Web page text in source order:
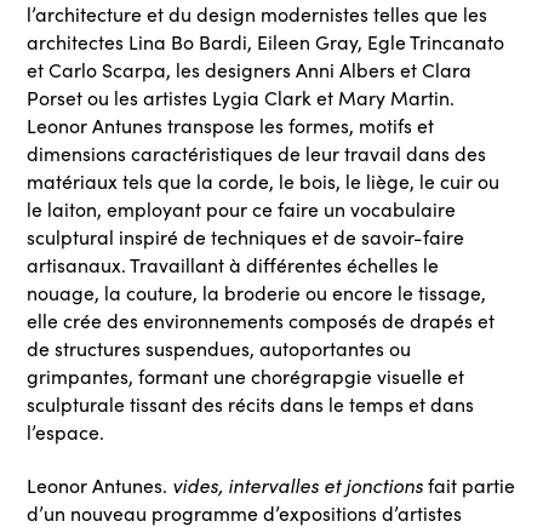
l’architecture et du design modernistes telles que les
architectes Lina Bo Bardi, Eileen Gray, Egle Trincanato
et Carlo Scarpa, les designers Anni Albers et Clara
Porset ou les artistes Lygia Clark et Mary Martin.
Leonor Antunes transpose les formes, motifs et
dimensions caractéristiques de leur travail dans des
matériaux tels que la corde, le bois, le liège, le cuir ou
le laiton, employant pour ce faire un vocabulaire
sculptural inspiré de techniques et de savoir-faire
artisanaux. Travaillant à différentes échelles le
nouage, la couture, la broderie ou encore le tissage,
elle crée des environnements composés de drapés et
de structures suspendues, autoportantes ou
grimpantes, formant une chorégrapgie visuelle et
sculpturale tissant des récits dans le temps et dans
l’espace.
Leonor Antunes. vides, intervalles et jonctionsfait partie
d’un nouveau programme d’expositions d’artistes